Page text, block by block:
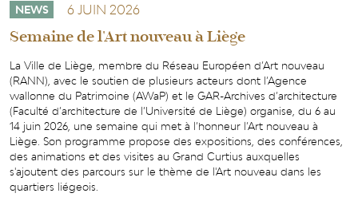
NEWS 6 JUIN 2026
Semaine de l'Art nouveau à Liège
La Ville de Liège, membre du Réseau Européen d’Art nouveau
(RANN), avec le soutien de plusieurs acteurs dont l’Agence
wallonne du Patrimoine (AWaP) et le GAR-Archives d’architecture
(Faculté d’architecture de l’Université de Liège) organise, du 6 au
14 juin 2026, une semaine qui met à l’honneur l’Art nouveau à
Liège. Son programme propose des expositions, des conférences,
des animations et des visites au Grand Curtius auxquelles
s'ajoutent des parcours sur le thème de l'Art nouveau dans les
quartiers liégeois.